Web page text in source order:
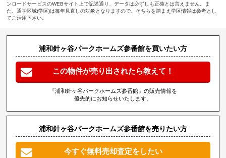
ンロードサービスのWEBサイト上で記述通り、データは必ずしも正確とは言えません。ま
た、通学区域(学区)は毎年見直しの対象となりますので、そちらを踏まえ学区情報は参考とし
てご活用下さい。
浦和針ヶ谷パークホームズ参番館を買いたい方
この物件が売り出されたら教えて！
『浦和針ヶ谷パークホームズ参番館』の販売情報を
優先的にお知らせいたします。
浦和針ヶ谷パークホームズ参番館を売りたい方
今すぐ無料売却査定をしたい